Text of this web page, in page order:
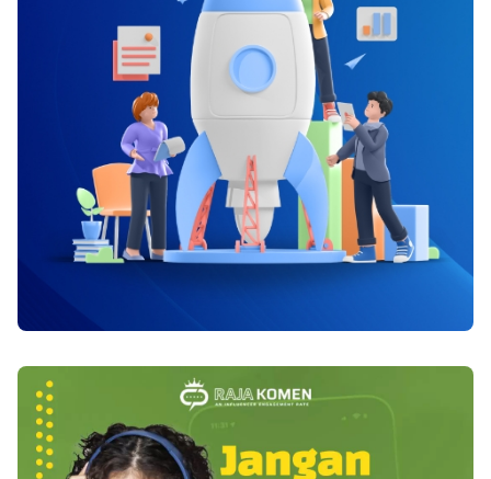
juga dengan mempelajari bahasa mereka agar
dapat berkomunikasi dengan baik. 5. Lakukan
duplikasi dokumen penting Banyak risiko yang dapat
terjadi selama perjalanan, untuk mengantisipasi hal-
hal buruk yang dapat terjadi maka sebaiknya
lakukan duplikasi beberapa dokumen penting
rendahnya tingkat testosteron dapat mengakibatkan
beragam permasalahan kesehatan termasuk juga
penambahan cholesterol “jahat”. Baca juga : Cara
Menurunkan Berat Badan Dengan Cepat dan Sehat
Tingkatkan Kandungan Hormon Testosteron Dengan
cara Alami Sesungguhnya, suplemen untuk
tingkatkan hormon testosteron telah ada sepanjang
bertahun-tahun, tetapi orang-orang masih tetap
sangsi pada ada dampak samping untuk periode
panjang. Serta dalam berbagai keadaan, seperti
konsumsi suplemen itu. Berita baiknya, ada jalan
testosteron, salah satunya ialah semacam tersebut :
1. Turunkan berat tubuh Lemak tubuh berlebihan
bisa turunkan kandungan testosteron, terlebih bila
keunggulan berat tubuh itu terlalu fokus dalam